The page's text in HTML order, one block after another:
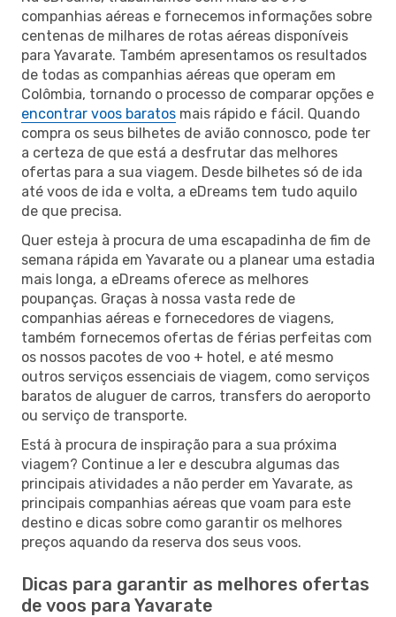
companhias aéreas e fornecemos informações sobre
centenas de milhares de rotas aéreas disponíveis
para Yavarate. Também apresentamos os resultados
de todas as companhias aéreas que operam em
Colômbia, tornando o processo de comparar opções e
encontrar voos baratos mais rápido e fácil. Quando
compra os seus bilhetes de avião connosco, pode ter
a certeza de que está a desfrutar das melhores
ofertas para a sua viagem. Desde bilhetes só de ida
até voos de ida e volta, a eDreams tem tudo aquilo
de que precisa.
Quer esteja à procura de uma escapadinha de fim de
semana rápida em Yavarate ou a planear uma estadia
mais longa, a eDreams oferece as melhores
poupanças. Graças à nossa vasta rede de
companhias aéreas e fornecedores de viagens,
também fornecemos ofertas de férias perfeitas com
os nossos pacotes de voo + hotel, e até mesmo
outros serviços essenciais de viagem, como serviços
baratos de aluguer de carros, transfers do aeroporto
ou serviço de transporte.
Está à procura de inspiração para a sua próxima
viagem? Continue a ler e descubra algumas das
principais atividades a não perder em Yavarate, as
principais companhias aéreas que voam para este
destino e dicas sobre como garantir os melhores
preços aquando da reserva dos seus voos.
Dicas para garantir as melhores ofertas
de voos para Yavarate